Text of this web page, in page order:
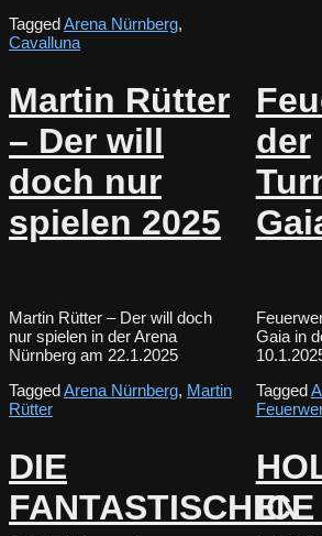
TaggedArena Nürnberg,
Cavalluna
Martin Rütter
– Der will
doch nur
spielen 2025
Martin Rütter – Der will doch
nur spielen in der Arena
Nürnberg am 22.1.2025
TaggedArena Nürnberg, Martin
Rütter
der
Gaia in
Tagged
DIE
FANTASTISCHEN
ICE